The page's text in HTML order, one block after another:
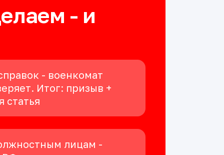
- и
- военкомат
Итог: призыв +
статья
лицам -